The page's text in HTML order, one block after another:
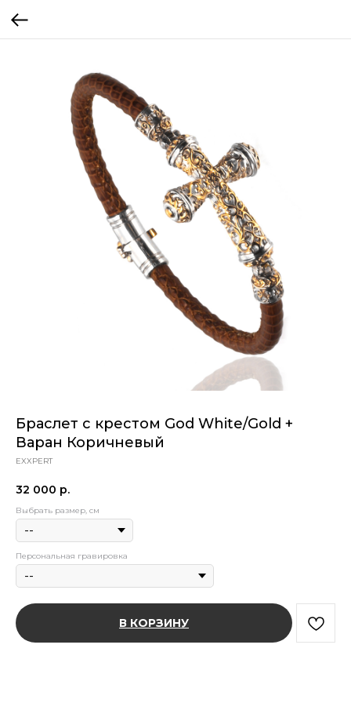
Браслет с крестом God White/Gold +
Варан Коричневый
EXXPERT
32 000 р.
Выбрать размер, см
Персональная гравировка
В КОРЗИНУ